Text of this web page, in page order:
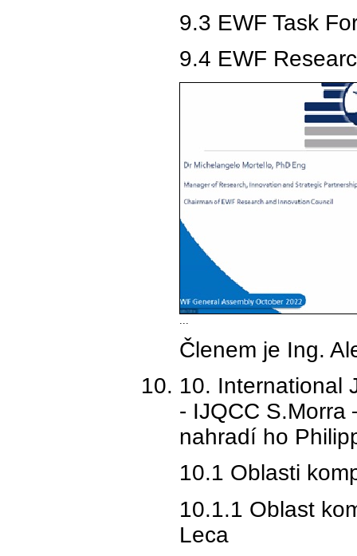
9.3 EWF Task
9.4 EWF
...
Členem je Ing.
10. International
- IJQCC S.Morra
nahradí ho
10.1 Oblasti
10.1.1 Oblast
Leca